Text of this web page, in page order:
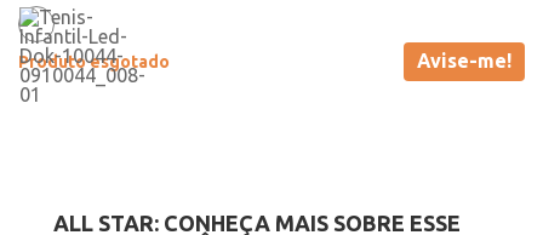
Produto esgotado Avise-me!
ALL STAR: CONHEÇA MAIS SOBRE ESSE